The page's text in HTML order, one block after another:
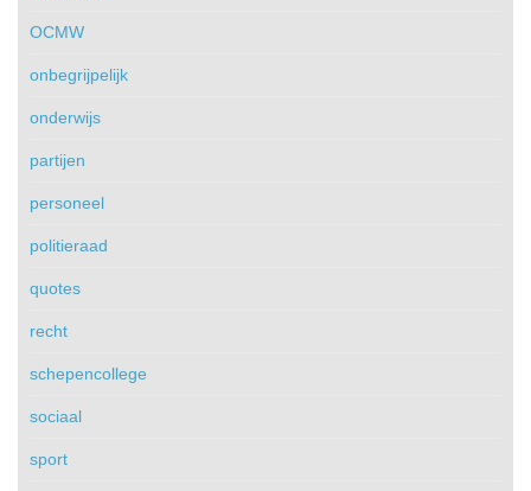
OCMW
onbegrijpelijk
onderwijs
partijen
personeel
politieraad
quotes
recht
schepencollege
sociaal
sport